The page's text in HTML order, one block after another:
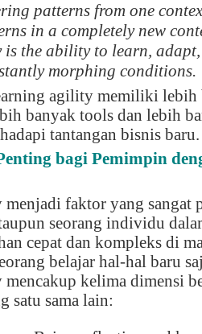
patterns from one
in a completely new
the ability to learn,
morphing conditions.
agility memiliki lebih
banyak tools dan lebih
tantangan bisnis baru.
bagi Pemimpin
faktor yang sangat
seorang individu
cepat dan kompleks di
belajar hal-hal baru
kelima dimensi
satu sama lain: